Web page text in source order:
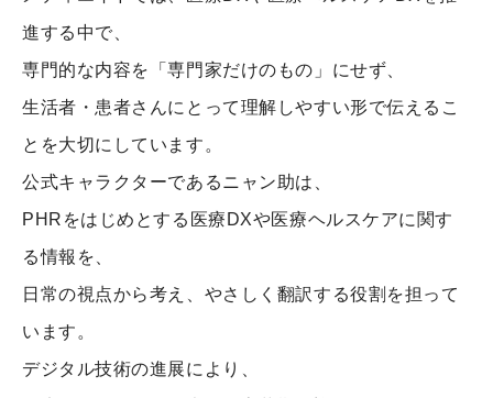
進する中で、
専門的な内容を「専門家だけのもの」にせず、
生活者・患者さんにとって理解しやすい形で伝えるこ
とを大切にしています。
公式キャラクターであるニャン助は、
PHRをはじめとする医療DXや医療ヘルスケアに関す
る情報を、
日常の視点から考え、やさしく翻訳する役割を担って
います。
デジタル技術の進展により、